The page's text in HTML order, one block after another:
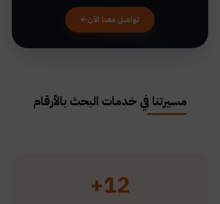
تواصل معنا الآن
مسيرتنا في خدمات البحث بالأرقام
12+